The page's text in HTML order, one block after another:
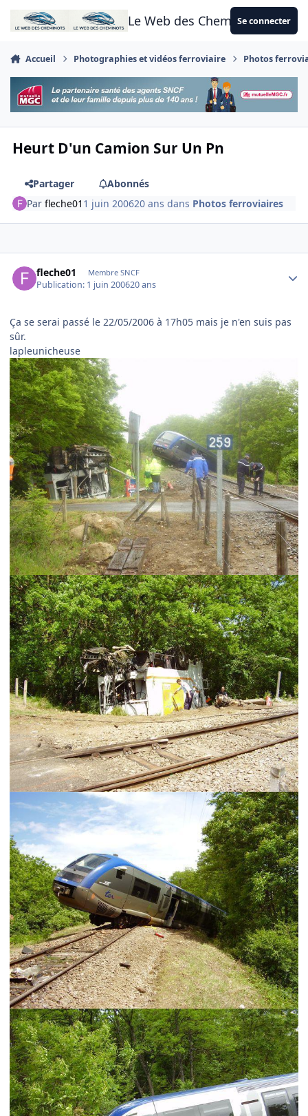
Aller au contenu
Le Web des CheminotsSe connecter
Accueil Photographies et vidéos ferroviaire Photos
Heurt D'un Camion Sur Un Pn
Partager
Abonnés
Parfleche01 1 juin 200620 ans dans Photos ferroviaires
fleche01 Membre SNCF
Publication: 1 juin 200620 ans
Ça se serai passé le 22/05/2006 à 17h05 mais je n'en suis pas
sûr.
lapleunicheuse